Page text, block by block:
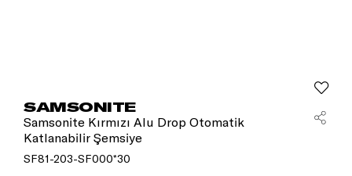
SAMSONITE
Samsonite Kırmızı Alu Drop Otomatik
Katlanabilir Şemsiye
SF81-203-SF000*30